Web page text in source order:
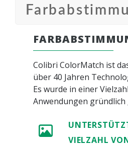
Colibri ColorMatch ist
über 40 Jahren
Es wurde in einer
Anwendungen gründlich
VIELZAHL